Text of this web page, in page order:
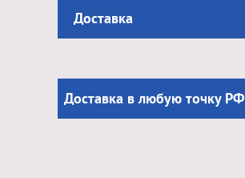
Доставка
Доставка в любую точку РФ